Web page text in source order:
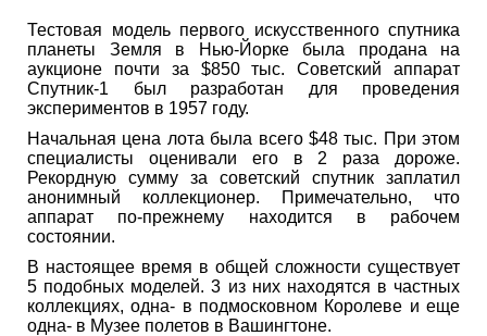
Тестовая модель первого искусственного спутника
планеты Земля в Нью-Йорке была продана на
аукционе почти за $850 тыс. Советский аппарат
Спутник-1 был разработан для проведения
экспериментов в 1957 году.
Начальная цена лота была всего $48 тыс. При этом
специалисты оценивали его в 2 раза дороже.
Рекордную сумму за советский спутник заплатил
анонимный коллекционер. Примечательно, что
аппарат по-прежнему находится в рабочем
состоянии.
В настоящее время в общей сложности существует
5 подобных моделей. 3 из них находятся в частных
коллекциях, одна- в подмосковном Королеве и еще
одна- в Музее полетов в Вашингтоне.